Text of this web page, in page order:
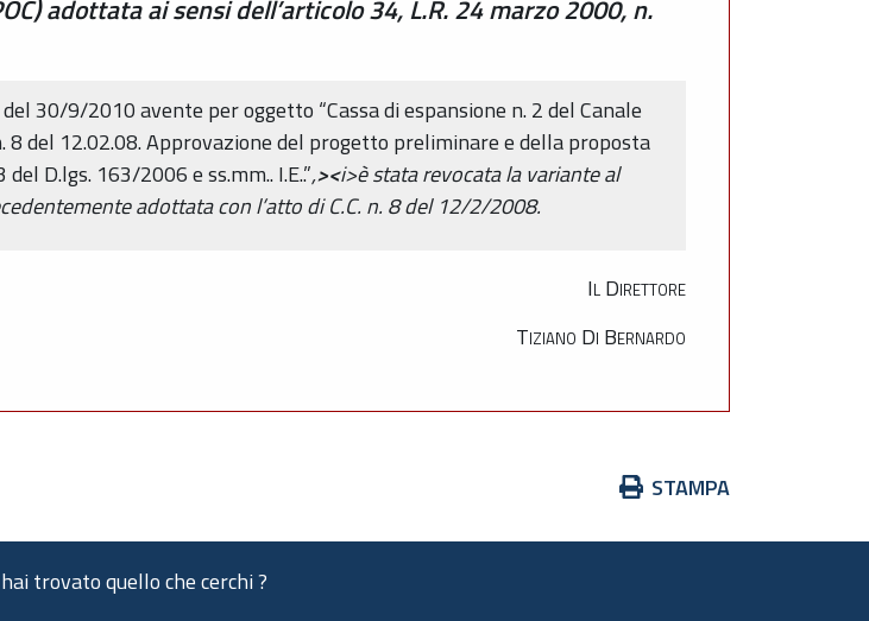
adottata ai sensi dell’articolo 34, L.R. 24 marzo 2000, n.
30/9/2010 avente per oggetto “Cassa di espansione n. 2 del Canale
del 12.02.08. Approvazione del progetto preliminare e della proposta
D.lgs. 163/2006 e ss.mm.. I.E..”,><i>è stata revocata la variante al
adottata con l’atto di C.C. n. 8 del 12/2/2008.
Il Direttore
Tiziano Di Bernardo
Azioni
documento
STAMPA
trovato quello che cerchi ?